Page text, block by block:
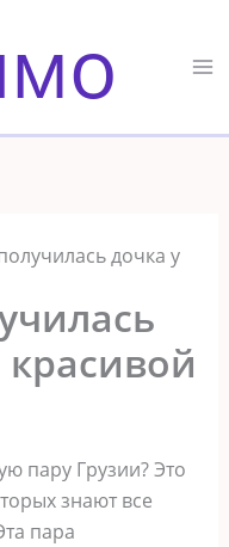
дочка у
пару Грузии? Это
знают все
пара